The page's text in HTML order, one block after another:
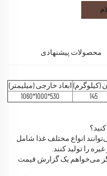
محصولات پیشنهادی
(کیلوگرم) ابعاد خارجی (میلیمتر)
145
530*1000*1060
انواع مختلف غذا شامل
را تولید کنند.
می‌خواهم یک گزارش قیمت